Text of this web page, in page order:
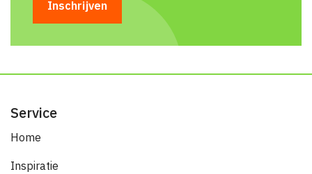
Service
Home
Inspiratie